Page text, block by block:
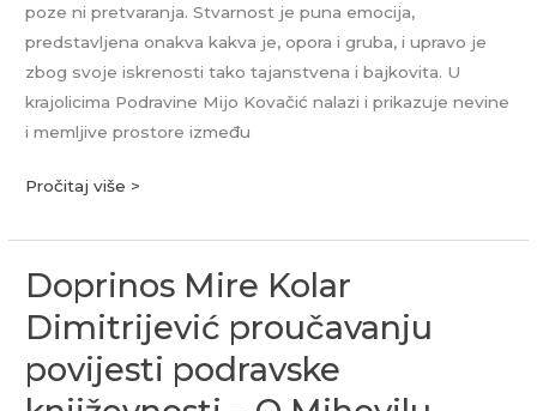
poze ni pretvaranja. Stvarnost je puna emocija,
predstavljena onakva kakva je, opora i gruba, i upravo je
zbog svoje iskrenosti tako tajanstvena i bajkovita. U
krajolicima Podravine Mijo Kovačić nalazi i prikazuje nevine
i memljive prostore između
(u
povodu
75.
obljetnice
života)
Pročitaj više >
Doprinos Mire Kolar
Dimitrijević proučavanju
povijesti podravske
Doprinos
Kolar
Dimitrijević
proučavanju